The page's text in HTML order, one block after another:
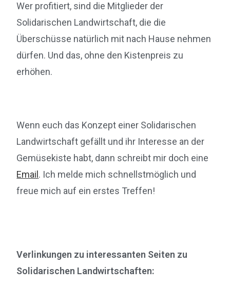
Wer profitiert, sind die Mitglieder der
Solidarischen Landwirtschaft, die die
Überschüsse natürlich mit nach Hause nehmen
dürfen. Und das, ohne den Kistenpreis zu
erhöhen.
Wenn euch das Konzept einer Solidarischen
Landwirtschaft gefällt und ihr Interesse an der
Gemüsekiste habt, dann schreibt mir doch eine
Email . Ich melde mich schnellstmöglich und
freue mich auf ein erstes Treffen!
Verlinkungen zu interessanten Seiten zu
Solidarischen Landwirtschaften: